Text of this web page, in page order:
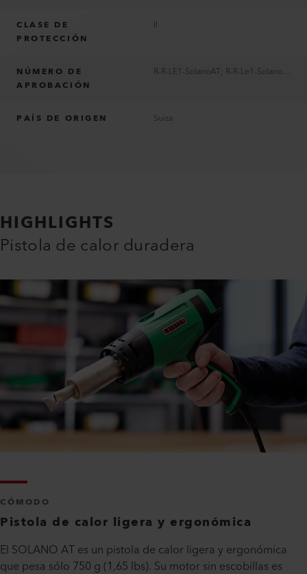
CLASE DE
PROTECCIÓN
II
NÚMERO DE
APROBACIÓN
PAÍS DE ORIGEN Suiza
HIGHLIGHTS
Pistola de calor duradera
CÓMODO
Pistola de calor ligera y ergonómica
El SOLANO AT es un pistola de calor ligera y ergonómica
que pesa sólo 750 g (1,65 lbs). Su motor sin escobillas es